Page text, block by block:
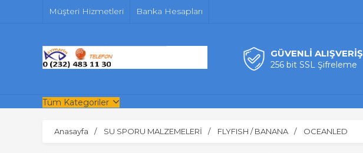
Müşteri Hizmetleri Banka Hesapları
GÜVENLİ ALIŞVERİŞ
256 bit SSL Şifreleme
Tüm Kategoriler
Anasayfa SU SPORU MALZEMELERİ FLYFISH / BANANA OCEANLED